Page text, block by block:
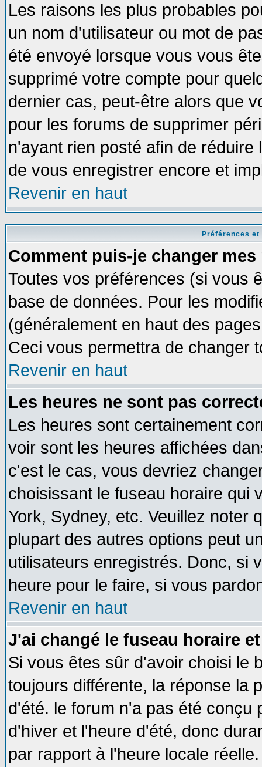
Les raisons les plus probables
un nom d'utilisateur ou mot de
été envoyé lorsque vous vous
supprimé votre compte pour
dernier cas, peut-être alors que
pour les forums de supprimer
n'ayant rien posté afin de
de vous enregistrer encore et
Revenir en haut
Préférences
Comment puis-je changer mes
Toutes vos préférences (si vous
base de données. Pour les
(généralement en haut des
Ceci vous permettra de changer
Revenir en haut
Les heures ne sont pas
Les heures sont certainement
voir sont les heures affichées
c'est le cas, vous devriez
choisissant le fuseau horaire qui
York, Sydney, etc. Veuillez noter
plupart des autres options peut
utilisateurs enregistrés. Donc, si
heure pour le faire, si vous
Revenir en haut
J'ai changé le fuseau horaire
Si vous êtes sûr d'avoir choisi le
toujours différente, la réponse la
d'été. le forum n'a pas été conçu
d'hiver et l'heure d'été, donc
par rapport à l'heure locale réelle.